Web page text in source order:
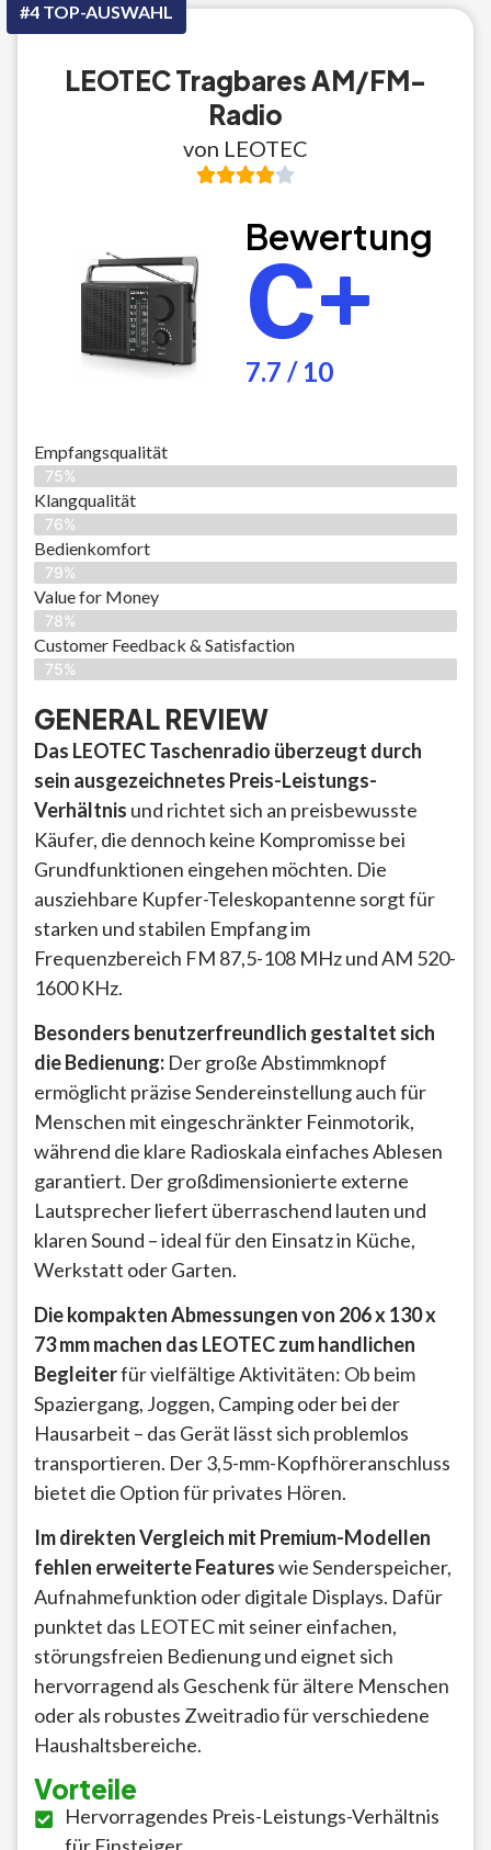
#4 TOP-AUSWAHL
LEOTEC Tragbares AM/FM-
Radio
von LEOTEC
Bewertung
C+
7.7 / 10
Empfangsqualität
75%
Klangqualität
76%
Bedienkomfort
79%
Value for Money
78%
Customer Feedback & Satisfaction​
75%
GENERAL REVIEW
Das LEOTEC Taschenradio überzeugt durch
sein ausgezeichnetes Preis-Leistungs-
Verhältnis und richtet sich an preisbewusste
Käufer, die dennoch keine Kompromisse bei
Grundfunktionen eingehen möchten. Die
ausziehbare Kupfer-Teleskopantenne sorgt für
starken und stabilen Empfang im
Frequenzbereich FM 87,5-108 MHz und AM 520-
1600 KHz.
Besonders benutzerfreundlich gestaltet sich
die Bedienung: Der große Abstimmknopf
ermöglicht präzise Sendereinstellung auch für
Menschen mit eingeschränkter Feinmotorik,
während die klare Radioskala einfaches Ablesen
garantiert. Der großdimensionierte externe
Lautsprecher liefert überraschend lauten und
klaren Sound – ideal für den Einsatz in Küche,
Werkstatt oder Garten.
Die kompakten Abmessungen von 206 x 130 x
73 mm machen das LEOTEC zum handlichen
Begleiterfür vielfältige Aktivitäten: Ob beim
Spaziergang, Joggen, Camping oder bei der
Hausarbeit – das Gerät lässt sich problemlos
transportieren. Der 3,5-mm-Kopfhöreranschluss
bietet die Option für privates Hören.
Im direkten Vergleich mit Premium-Modellen
fehlen erweiterte Featureswie Senderspeicher,
Aufnahmefunktion oder digitale Displays. Dafür
punktet das LEOTEC mit seiner einfachen,
störungsfreien Bedienung und eignet sich
hervorragend als Geschenk für ältere Menschen
oder als robustes Zweitradio für verschiedene
Haushaltsbereiche.
Vorteile
Hervorragendes Preis-Leistungs-Verhältnis